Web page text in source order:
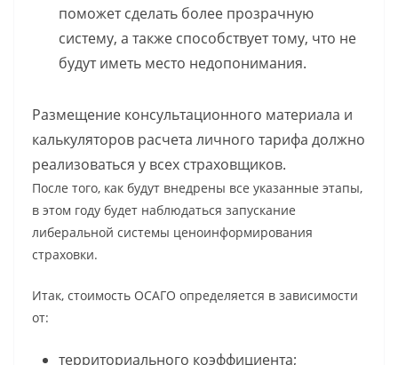
поможет сделать более прозрачную
систему, а также способствует тому, что не
будут иметь место недопонимания.
Размещение консультационного материала и
калькуляторов расчета личного тарифа должно
реализоваться у всех страховщиков.
После того, как будут внедрены все указанные этапы,
в этом году будет наблюдаться запускание
либеральной системы ценоинформирования
страховки.
Итак, стоимость ОСАГО определяется в зависимости
от:
территориального коэффициента;